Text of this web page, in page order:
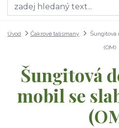
Úvod Čakrové talismany
Šungitová
(OM)
Šungitová
mobil se